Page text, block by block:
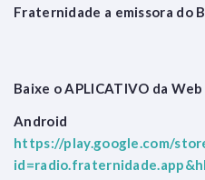
Fraternidade a emissora do
Baixe o APLICATIVO da Web
Android
https://play.google.com/